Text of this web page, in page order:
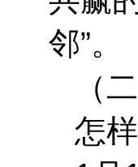
邻”。
（
怎